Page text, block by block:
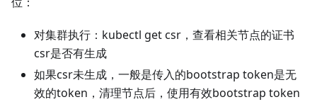
对集群执行：kubectl get csr，查看相关节点的证书
csr是否有生成
如果csr未生成，一般是传入的bootstrap token是无
效的token，清理节点后，使用有效bootstrap token